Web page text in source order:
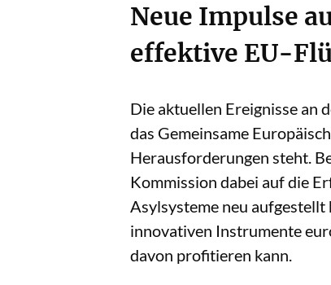
Neue Impulse
effektive EU-
Die aktuellen Ereignisse an
das Gemeinsame
Herausforderungen steht.
Kommission dabei auf die
Asylsysteme neu
innovativen Instrumente
davon profitieren kann.